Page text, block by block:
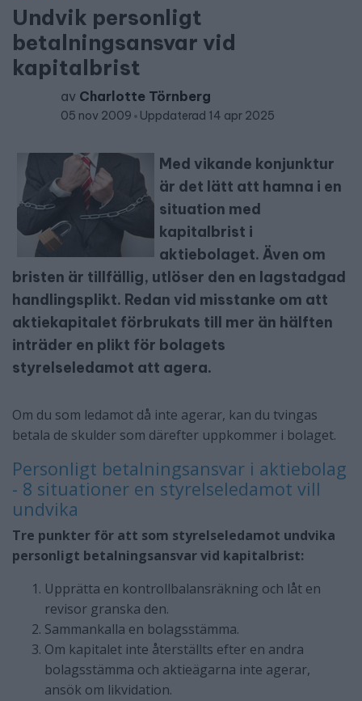
Undvik personligt
betalningsansvar vid
kapitalbrist
av Charlotte Törnberg
05 nov 2009 Uppdaterad 14 apr 2025
Med vikande konjunktur
är det lätt att hamna i en
situation med
kapitalbrist i
aktiebolaget. Även om
bristen är tillfällig, utlöser den en lagstadgad
handlingsplikt. Redan vid misstanke om att
aktiekapitalet förbrukats till mer än hälften
inträder en plikt för bolagets
styrelseledamot att agera.
Om du som ledamot då inte agerar, kan du tvingas
betala de skulder som därefter uppkommer i bolaget.
Personligt betalningsansvar i aktiebolag
- 8 situationer en styrelseledamot vill
undvika
Tre punkter för att som styrelseledamot undvika
personligt betalningsansvar vid kapitalbrist:
Upprätta en kontrollbalansräkning och låt en
revisor granska den.
Sammankalla en bolagsstämma.
Om kapitalet inte återställts efter en andra
bolagsstämma och aktieägarna inte agerar,
ansök om likvidation.